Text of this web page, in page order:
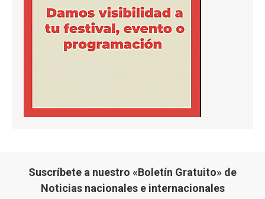
Suscríbete a nuestro «Boletín Gratuito» de
Noticias nacionales e internacionales